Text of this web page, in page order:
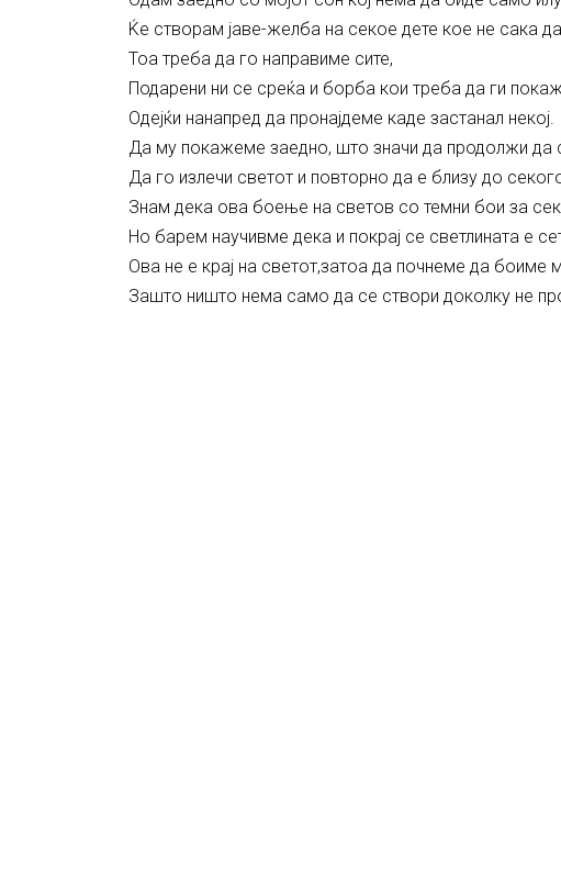
Ќе створам јаве-желба на секое дете кое не сака
Тоа треба да го направиме сите,
Подарени ни се среќа и борба кои треба да ги
Одејќи нанапред да пронајдеме каде застанал некој.
Да му покажеме заедно, што значи да продолжи да
Да го излечи светот и повторно да е близу до
Знам дека ова боење на светов со темни бои за
Но барем научивме дека и покрај се светлината е
Ова не е крај на светот,затоа да почнеме да боиме
Зашто ништо нема само да се створи доколку не